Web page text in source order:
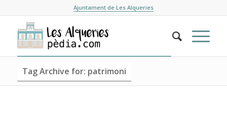
Ajuntament de Les Alqueries
Tag Archive for: patrimoni